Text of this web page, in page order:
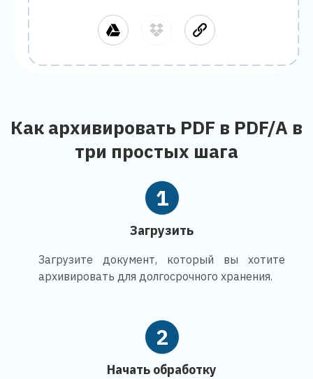
Как архивировать PDF в PDF/A в
три простых шага
1
Загрузить
Загрузите документ, который вы хотите
архивировать для долгосрочного хранения.
2
Начать обработку